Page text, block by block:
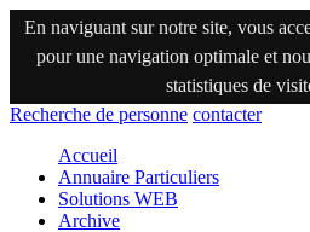
En naviguant sur notre site, vous
pour une navigation optimale et
statistiques de
Recherche de personne contacter
Accueil
Annuaire Particuliers
Solutions WEB
Archive